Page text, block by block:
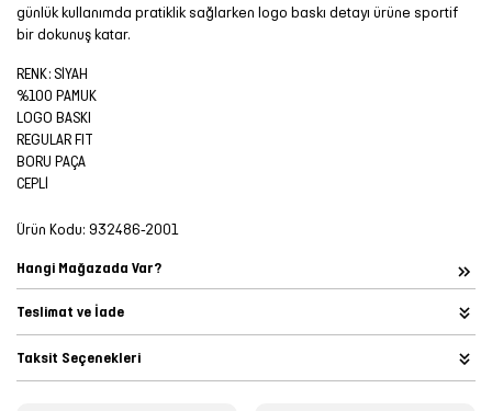
günlük kullanımda pratiklik sağlarken logo baskı detayı ürüne sportif
bir dokunuş katar.
RENK: SİYAH
%100 PAMUK
LOGO BASKI
REGULAR FIT
BORU PAÇA
CEPLİ
Ürün Kodu: 932486-2001
Hangi Mağazada Var?
Teslimat ve İade
Taksit Seçenekleri